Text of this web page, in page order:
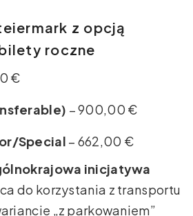
z opcją
roczne
€
– 900,00 €
Special – 662,00 €
inicjatywa
do korzystania z transportu
„z parkowaniem”